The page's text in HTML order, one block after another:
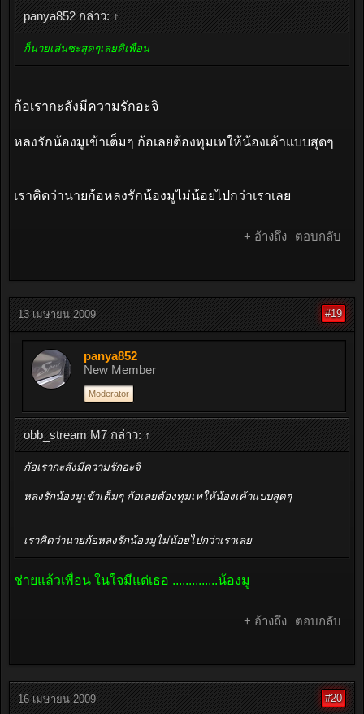
panya852 กล่าว: ↑
ก็นายเล่นซะสุดๆเลยดิเพื่อน
ก้อเรากะลังมีความรักอะจิ
หลงรักน้องมูเข้าเต็มๆ ก้อเลยต้องทุมเทให้น้องเค้าแบบสุดๆ
เราคิดว่านายก้อหลงรักน้องมูไม่น้อยไปกว่าเราเลย
+ อ้างถึง ตอบกลับ
13 เมษายน 2009 #19
panya852
New Member
Moderator
obb_stream M7 กล่าว: ↑
ก้อเรากะลังมีความรักอะจิ
หลงรักน้องมูเข้าเต็มๆ ก้อเลยต้องทุมเทให้น้องเค้าแบบสุดๆ
เราคิดว่านายก้อหลงรักน้องมูไม่น้อยไปกว่าเราเลย
ช่ายแล้วเพื่อน ในใจมีแต่เธอ ..............น้องมู
+ อ้างถึง ตอบกลับ
16 เมษายน 2009 #20